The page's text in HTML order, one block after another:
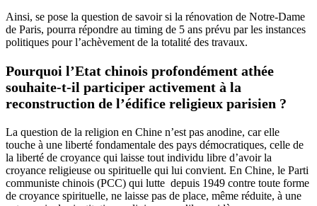
Ainsi, se pose la question de savoir si la rénovation de Notre-Dame
de Paris, pourra répondre au timing de 5 ans prévu par les instances
politiques pour l’achèvement de la totalité des travaux.
Pourquoi l’Etat chinois profondément athée
souhaite-t-il participer activement à la
reconstruction de l’édifice religieux parisien ?
La question de la religion en Chine n’est pas anodine, car elle
touche à une liberté fondamentale des pays démocratiques, celle de
la liberté de croyance qui laisse tout individu libre d’avoir la
croyance religieuse ou spirituelle qui lui convient. En Chine, le Parti
communiste chinois (PCC) qui lutte depuis 1949 contre toute forme
de croyance spirituelle, ne laisse pas de place, même réduite, à une